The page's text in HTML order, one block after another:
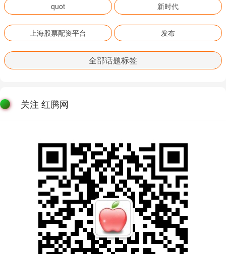
quot 新时代
上海股票配资平台 发布
全部话题标签
关注 红腾网